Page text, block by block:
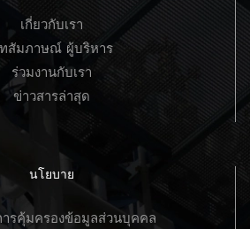
เกี่ยวกับเรา
สัมภาษณ์ ผู้บริหาร
ร่วมงานกับเรา
ข่าวสารล่าสุด
นโยบาย
ารคุ้มครองข้อมูลส่วนบุคคล